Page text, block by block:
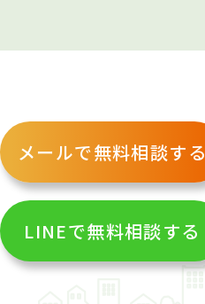
メールで無料相談する
LINEで無料相談する